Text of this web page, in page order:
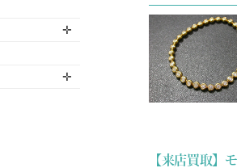
【来店買取】
✛
✛